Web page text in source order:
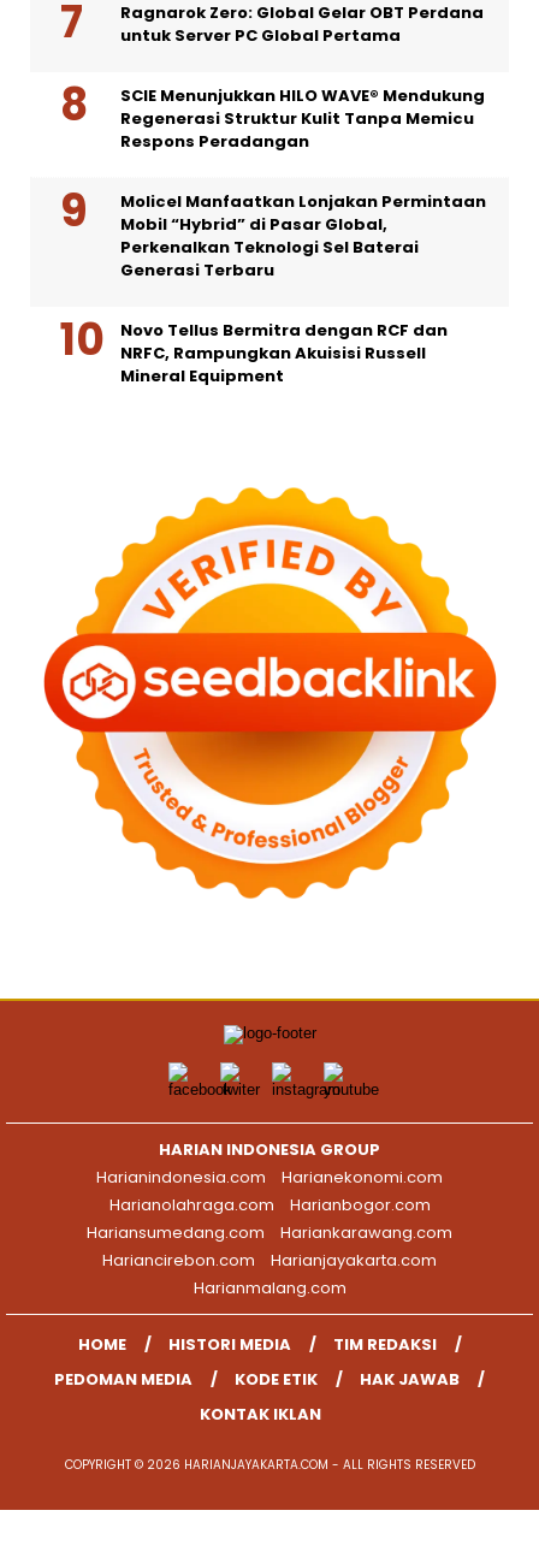
Ragnarok Zero: Global Gelar OBT Perdana
untuk Server PC Global Pertama
SCIE Menunjukkan HILO WAVE® Mendukung
Regenerasi Struktur Kulit Tanpa Memicu
Respons Peradangan
Molicel Manfaatkan Lonjakan Permintaan
Mobil “Hybrid” di Pasar Global,
Perkenalkan Teknologi Sel Baterai
Generasi Terbaru
Novo Tellus Bermitra dengan RCF dan
NRFC, Rampungkan Akuisisi Russell
Mineral Equipment
HARIAN INDONESIA GROUP
Harianindonesia.com
Harianekonomi.com
Harianolahraga.com
Harianbogor.com
Hariansumedang.com
Hariankarawang.com
Hariancirebon.com
Harianjayakarta.com
Harianmalang.com
HOME HISTORI MEDIA
TIM REDAKSI
PEDOMAN MEDIA
KODE ETIK
HAK JAWAB
KONTAK IKLAN
COPYRIGHT © 2026 HARIANJAYAKARTA.COM - ALL RIGHTS RESERVED